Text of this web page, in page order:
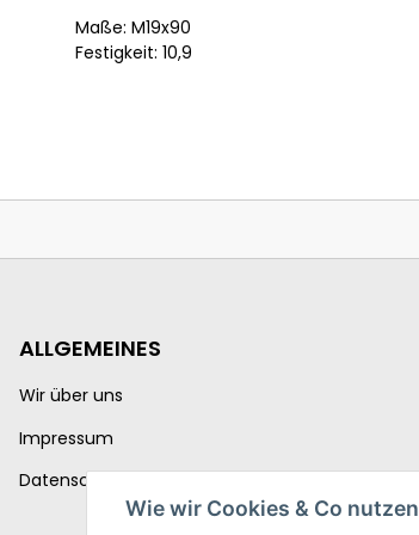
Maße: M19x90
Festigkeit: 10,9
ALLGEMEINES
Wir über uns
Impressum
Datenschutzerklärung
Wie wir Cookies & Co nutzen